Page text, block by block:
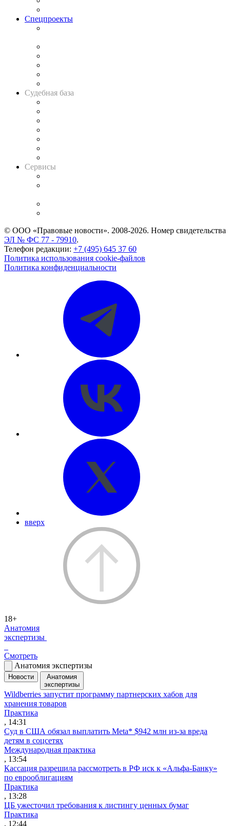
Спецпроекты
Судебная база
Сервисы
© ООО «Правовые новости». 2008-2026. Номер свидетельства
ЭЛ № ФС 77 - 79910.
Телефон редакции: +7 (495) 645 37 60
Политика использования cookie-файлов
Политика конфиденциальности
вверх
18+
Анатомия
экспертизы
Смотреть
Анатомия экспертизы
Новости
Анатомия
экспертизы
Wildberries запустит программу партнерских хабов для
хранения товаров
Практика
, 14:31
Суд в США обязал выплатить Meta* $942 млн из-за вреда
детям в соцсетях
Международная практика
, 13:54
Кассация разрешила рассмотреть в РФ иск к «Альфа-Банку»
по еврооблигациям
Практика
, 13:28
ЦБ ужесточил требования к листингу ценных бумаг
Практика
, 12:44